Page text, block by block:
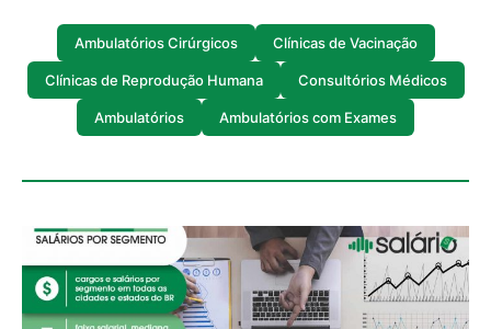
Ambulatórios Cirúrgicos Clínicas de Vacinação
Clínicas de Reprodução Humana Consultórios Médicos
Ambulatórios Ambulatórios com Exames